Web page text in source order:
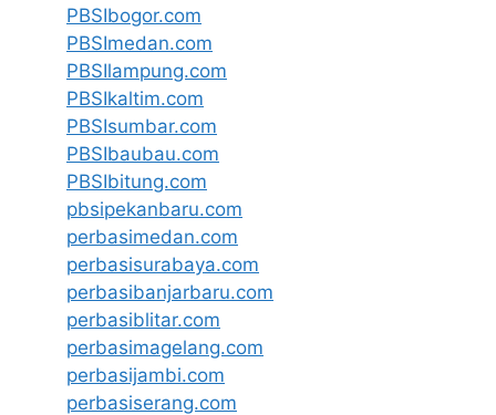
PBSIbogor.com
PBSImedan.com
PBSIlampung.com
PBSIkaltim.com
PBSIsumbar.com
PBSIbaubau.com
PBSIbitung.com
pbsipekanbaru.com
perbasimedan.com
perbasisurabaya.com
perbasibanjarbaru.com
perbasiblitar.com
perbasimagelang.com
perbasijambi.com
perbasiserang.com